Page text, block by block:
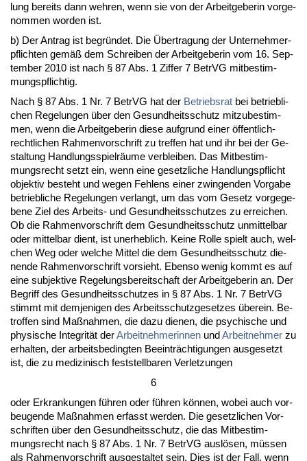
lung be­reits dann weh­ren, wenn sie von der Ar­beit­ge­be­rin vor­ge­
nom­men wor­den ist.
b) Der An­trag ist be­gründet. Die Über­tra­gung der Un­ter­neh­mer­
pflich­ten gemäß dem Schrei­ben der Ar­beit­ge­be­rin vom 16. Sep­
tem­ber 2010 ist nach § 87 Abs. 1 Zif­fer 7 Be­trVG mit­be­stim­
mungs­pflich­tig.
Nach § 87 Abs. 1 Nr. 7 Be­trVG hat der Be­triebs­rat bei be­trieb­li­
chen Re­ge­lun­gen über den Ge­sund­heits­schutz mit­zu­be­stim­
men, wenn die Ar­beit­ge­be­rin die­se auf­grund ei­ner öffent­lich-
recht­li­chen Rah­men­vor­schrift zu tref­fen hat und ihr bei der Ge­
stal­tung Hand­lungs­spielräume ver­blei­ben. Das Mit­be­stim­
mungs­recht setzt ein, wenn ei­ne ge­setz­li­che Hand­lungs­pflicht
ob­jek­tiv be­steht und we­gen Feh­lens ei­ner zwin­gen­den Vor­ga­be
be­trieb­li­che Re­ge­lun­gen ver­langt, um das vom Ge­setz vor­ge­ge­
be­ne Ziel des Ar­beits- und Ge­sund­heits­schut­zes zu er­rei­chen.
Ob die Rah­men­vor­schrift dem Ge­sund­heits­schutz un­mit­tel­bar
oder mit­tel­bar dient, ist un­er­heb­lich. Kei­ne Rol­le spielt auch, wel­
chen Weg oder wel­che Mit­tel die dem Ge­sund­heits­schutz die­
nen­de Rah­men­vor­schrift vor­sieht. Eben­so we­nig kommt es auf
ei­ne sub­jek­ti­ve Re­ge­lungs­be­reit­schaft der Ar­beit­ge­be­rin an. Der
Be­griff des Ge­sund­heits­schut­zes in § 87 Abs. 1 Nr. 7 Be­trVG
stimmt mit dem­je­ni­gen des Ar­beits­schutz­ge­set­zes übe­rein. Be­
trof­fen sind Maßnah­men, die da­zu die­nen, die psy­chi­sche und
phy­si­sche In­te­grität derAr­beit­neh­me­rin­nen undAr­beit­neh­mer zu
er­hal­ten, der ar­beits­be­ding­ten Be­ein­träch­ti­gun­gen aus­ge­setzt
ist, die zu me­di­zi­nisch fest­stell­ba­ren Ver­let­zun­gen
6
oder Er­kran­kun­gen führen oder führen können, wo­bei auch vor­
beu­gen­de Maßnah­men er­fasst wer­den. Die ge­setz­li­chen Vor­
schrif­ten über den Ge­sund­heits­schutz, die das Mit­be­stim­
mungs­recht nach § 87 Abs. 1 Nr. 7 Be­trVG auslösen, müssen
als Rah­men­vor­schrift aus­ge­stal­tet sein. Dies ist der Fall, wenn